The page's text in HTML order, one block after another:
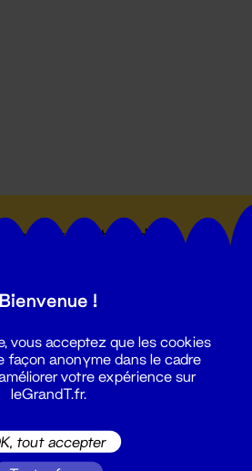
actualités du
Bienvenue !
vous acceptez que les cookies
façon anonyme dans le cadre
votre expérience sur
leGrandT.fr.
tout accepter